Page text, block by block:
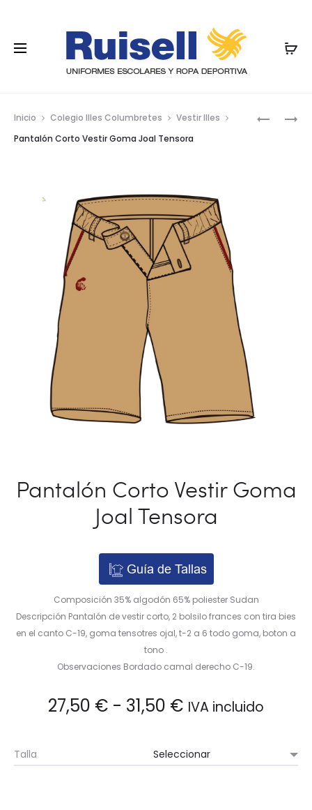
POLAR
Inicio Colegio Illes Columbretes
Vestir Illes
Pantalón Corto Vestir Goma Joal Tensora
Pantalón Corto Vestir Goma
Joal Tensora
Guía de Tallas
Composición 35% algodón 65% poliester Sudan
Descripción Pantalón de vestir corto, 2 bolsilo frances con tira bies
en el canto C-19, goma tensotres ojal, t-2 a 6 todo goma, boton a
tono .
Observaciones Bordado camal derecho C-19.
27,50 € - 31,50 € Rango
precios:
IVA incluido
Talla